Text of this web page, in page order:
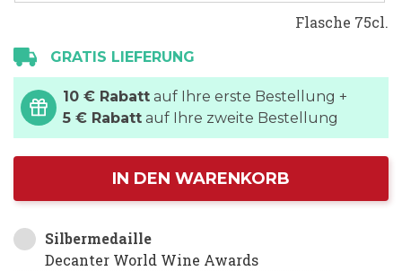
Flasche 75cl.
GRATIS LIEFERUNG
10 € Rabatt auf Ihre erste Bestellung +
5 € Rabatt auf Ihre zweite Bestellung
IN DEN WARENKORB
Silbermedaille
Decanter World Wine Awards